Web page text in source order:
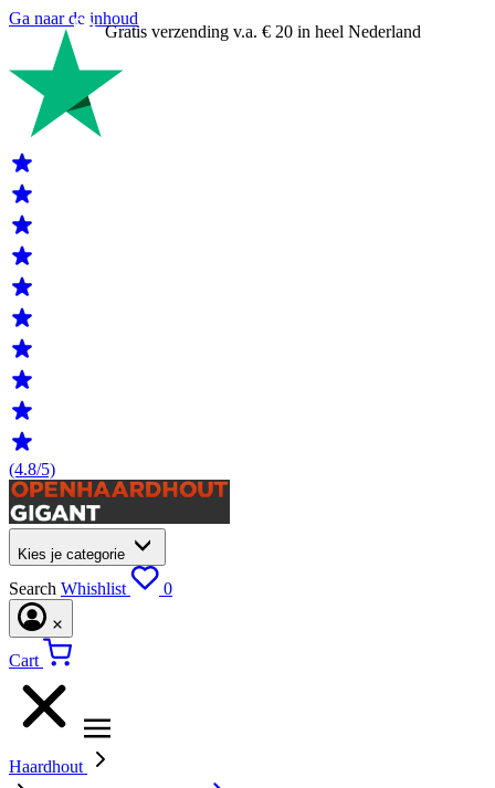
Ga naar de inhoud
Gratis verzending v.a. € 20 in heel Nederland
(4.8/5)
Kies je categorie
Search Whishlist 0
Cart
Haardhout